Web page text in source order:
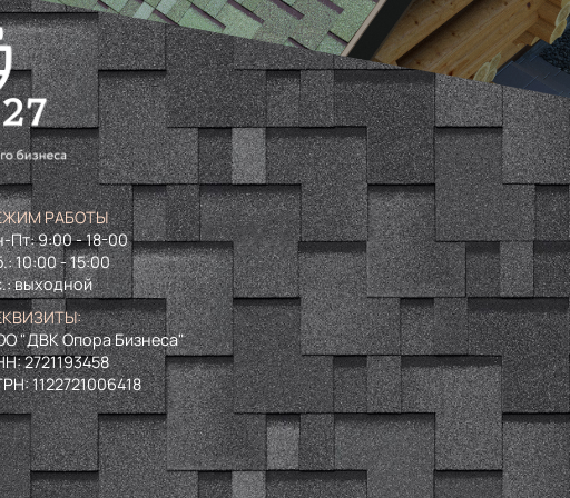
РАБОТЫ
Пт: 9:00 - 18-00
10:00 - 15:00
выходной
"ДВК Опора Бизнеса"
2721193458
1122721006418